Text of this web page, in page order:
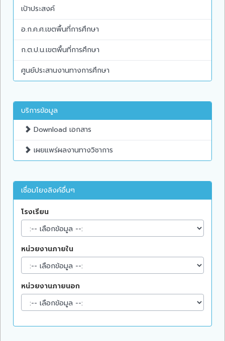
เป้าประสงค์
อ.ก.ค.ศ.เขตพื้นที่การศึกษา
ก.ต.ป.น.เขตพื้นที่การศึกษา
ศูนย์ประสานงานทางการศึกษา
บริการข้อมูล
Download เอกสาร
เผยแพร่ผลงานทางวิชาการ
เชื่อมโยงลิงค์อื่นๆ
โรงเรียน
หน่วยงานภายใน
หน่วยงานภายนอก